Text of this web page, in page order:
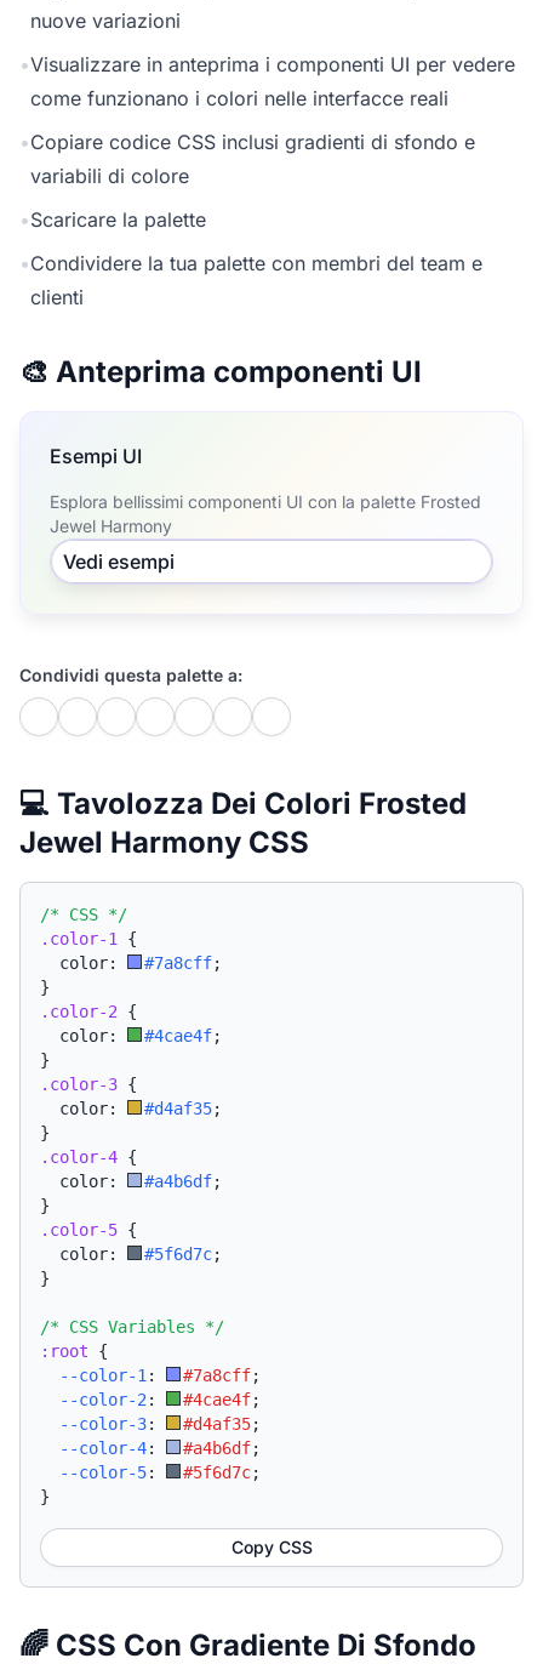
nuove variazioni
•Visualizzare in anteprima i componenti UI per vedere
come funzionano i colori nelle interfacce reali
•Copiare codice CSS inclusi gradienti di sfondo e
variabili di colore
•Scaricare la palette
•Condividere la tua palette con membri del team e
clienti
🎨 Anteprima componenti UI
Esempi UI
Esplora bellissimi componenti UI con la palette Frosted
Jewel Harmony
Vedi esempi
Condividi questa palette a:
💻 Tavolozza Dei Colori Frosted
Jewel Harmony CSS
/* CSS */
.color-1
{
  color:
#7a8cff;
}
.color-2 {
  color:
#4cae4f;
}
.color-3 {
  color:
#d4af35;
}
.color-4 {
  color:
#a4b6df;
}
.color-5 {
  color:
#5f6d7c;
}
/* CSS Variables */
:root {
--color-1 : #7a8cff;
--color-2 : #4cae4f;
--color-3: #d4af35;
--color-4: #a4b6df;
--color-5: #5f6d7c;
}
Copy CSS
🌈 CSS Con Gradiente Di Sfondo